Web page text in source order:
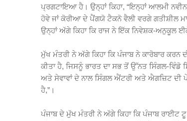
ਪ੍ਰਗਟਾਇਆ ਹੈ। ਉਨ੍ਹਾਂ ਕਿਹਾ, “ਇਨ੍ਹਾਂ ਆਲਮੀ
ਹੋਵੇ ਜਾਂ ਕੋਰੀਆ ਦੇ ਪੈਂਗਯੋ ਟੈਕਨੋ ਵੈਲੀ ਵਰਗੇ ਗਤੀਸ਼ੀਲ
ਉਨ੍ਹਾਂ ਅੱਗੇ ਕਿਹਾ ਕਿ ਰਾਜ ਨੇ ਇੱਕ ਨਿਵੇਸ਼ਕ-ਅਨੁਕੂਲ
ਮੁੱਖ ਮੰਤਰੀ ਨੇ ਅੱਗੇ ਕਿਹਾ ਕਿ ਪੰਜਾਬ ਨੇ ਕਾਰੋਬਾਰ ਕਰਨ
ਕੀਤਾ ਹੈ, ਜਿਸਨੂੰ ਭਾਰਤ ਦਾ ਸਭ ਤੋਂ ਉੱਨਤ ਸਿੰਗਲ-
ਅਤੇ ਸੇਵਾਵਾਂ ਦੇ ਨਾਲ ਸਿੰਗਲ ਐਂਟਰੀ ਅਤੇ ਐਗਜ਼ਿਟ
ਹੈ,”।
ਪੰਜਾਬ ਦੇ ਮੁੱਖ ਮੰਤਰੀ ਨੇ ਅੱਗੇ ਕਿਹਾ ਕਿ ਪੰਜਾਬ